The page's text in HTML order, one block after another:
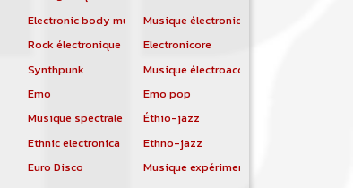
Electronic body musicMusique électronique
Rock électronique
Electronicore
Synthpunk
Musique électroacoustique
Emo
Emo pop
Musique spectrale
Éthio-jazz
Ethnic electronica
Ethno-jazz
Euro Disco
Musique expérimentale